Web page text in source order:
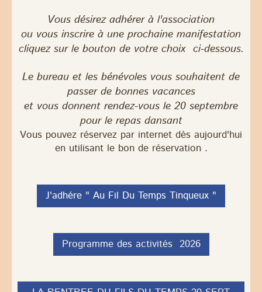
Vous désirez adhérer à l'association
ou vous inscrire à une prochaine manifestation
cliquez sur le bouton de votre choix ci-dessous.
Le bureau et les bénévoles vous souhaitent de
passer de bonnes vacances
et vous donnent rendez-vous le 20 septembre
pour le repas dansant
Vous pouvez réservez par internet dès aujourd'hui
en utilisant le bon de réservation .
J'adhére " Au Fil Du Temps Tinqueux "
Programme des activités 2026